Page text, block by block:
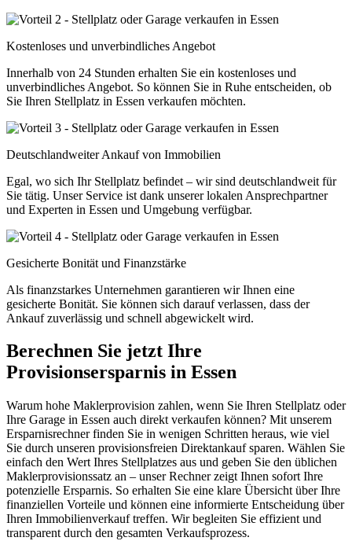
Kostenloses und unverbindliches Angebot
Innerhalb von 24 Stunden erhalten Sie ein kostenloses und
unverbindliches Angebot. So können Sie in Ruhe entscheiden, ob
Sie Ihren Stellplatz in Essen verkaufen möchten.
Deutschlandweiter Ankauf von Immobilien
Egal, wo sich Ihr Stellplatz befindet – wir sind deutschlandweit für
Sie tätig. Unser Service ist dank unserer lokalen Ansprechpartner
und Experten in Essen und Umgebung verfügbar.
Gesicherte Bonität und Finanzstärke
Als finanzstarkes Unternehmen garantieren wir Ihnen eine
gesicherte Bonität. Sie können sich darauf verlassen, dass der
Ankauf zuverlässig und schnell abgewickelt wird.
Berechnen Sie jetzt Ihre
Provisionsersparnis in Essen
Warum hohe Maklerprovision zahlen, wenn Sie Ihren Stellplatz oder
Ihre Garage in Essen auch direkt verkaufen können? Mit unserem
Ersparnisrechner finden Sie in wenigen Schritten heraus, wie viel
Sie durch unseren provisionsfreien Direktankauf sparen. Wählen Sie
einfach den Wert Ihres Stellplatzes aus und geben Sie den üblichen
Maklerprovisionssatz an – unser Rechner zeigt Ihnen sofort Ihre
potenzielle Ersparnis. So erhalten Sie eine klare Übersicht über Ihre
finanziellen Vorteile und können eine informierte Entscheidung über
Ihren Immobilienverkauf treffen. Wir begleiten Sie effizient und
transparent durch den gesamten Verkaufsprozess.